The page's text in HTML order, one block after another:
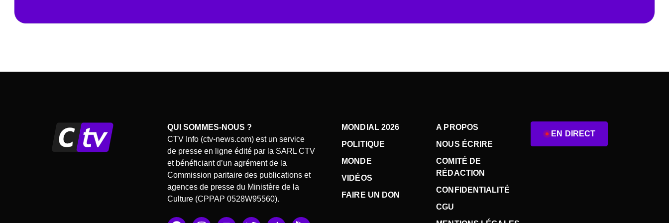
QUI SOMMES-NOUS ?
CTV Info (ctv-news.com) est un service
de presse en ligne édité par la SARL CTV
et bénéficiant d’un agrément de la
Commission paritaire des publications et
agences de presse du Ministère de la
Culture (CPPAP 0528W95560).
MONDIAL 2026
POLITIQUE
MONDE
VIDÉOS
FAIRE UN DON
A PROPOS
NOUS ÉCRIRE
COMITÉ DE
RÉDACTION
CONFIDENTIALITÉ
CGU
EN DIRECT